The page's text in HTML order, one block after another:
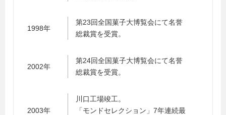
1998年
第23回全国菓子大博覧会にて名誉
総裁賞を受賞。
2002年
第24回全国菓子大博覧会にて名誉
総裁賞を受賞。
2003年
川口工場竣工。
「モンドセレクション」7年連続最